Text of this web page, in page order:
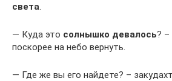
света
— Куда это солнышко девалось? –
поскорее на небо вернуть.
— Где же вы его найдете? –